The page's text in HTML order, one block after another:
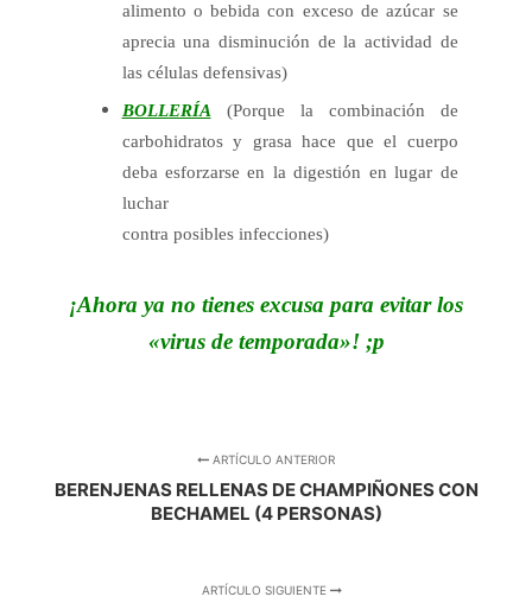
alimento o bebida con exceso de azúcar se
aprecia una disminución de la actividad de
las células defensivas)
BOLLERÍA (Porque la combinación de
carbohidratos y grasa hace que el cuerpo
deba esforzarse en la digestión en lugar de
luchar
contra posibles infecciones)
¡Ahora ya no tienes excusa para evitar los
«virus de temporada»! ;p
ARTÍCULO ANTERIOR
BERENJENAS RELLENAS DE CHAMPIÑONES CON
BECHAMEL (4 PERSONAS)
ARTÍCULO SIGUIENTE